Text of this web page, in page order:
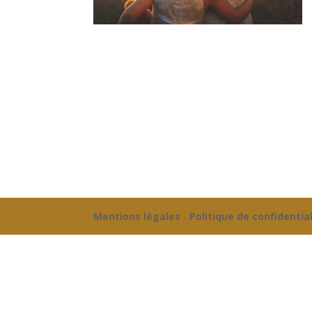
Mentions légales - Politique de